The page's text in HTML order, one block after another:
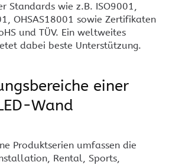
Standards wie z.B. ISO9001,
OHSAS18001 sowie Zertifikaten
und TÜV. Ein weltweites
dabei beste Unterstützung.
einer
Wand
Produktserien umfassen die
Rental, Sports,